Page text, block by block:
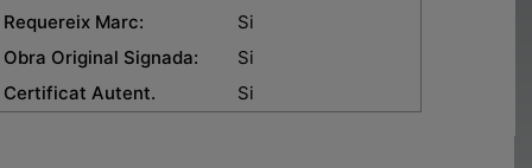
Marc:
Si
Original Signada:
Si
Autent.
Si